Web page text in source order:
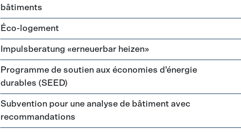
bâtiments
Éco-logement
Impulsberatung «erneuerbar heizen»
Programme de soutien aux économies d’énergie
durables (SEED)
Subvention pour une analyse de bâtiment avec
recommandations